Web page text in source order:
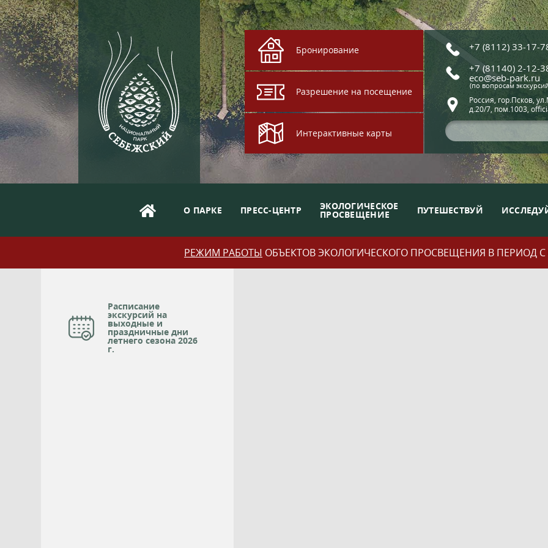
Бронирование
Разрешение на посещение
Интерактивные карты
+7 (8112) 33-17-
+7 (81140) 2-12-
eco@seb-park.ru
(по вопросам
Россия, гор.Псков,
д.20/7, пом.1003,
О ПАРКЕ ПРЕСС-ЦЕНТР ЭКОЛОГИЧЕСКОЕ
ПРОСВЕЩЕНИЕ ПУТЕШЕСТВУЙ
РЕЖИМ РАБОТЫ ОБЪЕКТОВ ЭКОЛОГИЧЕСКОГО ПРОСВЕЩЕНИЯ В ПЕРИОД С
Расписание
экскурсий на
выходные и
праздничные дни
летнего сезона 2026
г.